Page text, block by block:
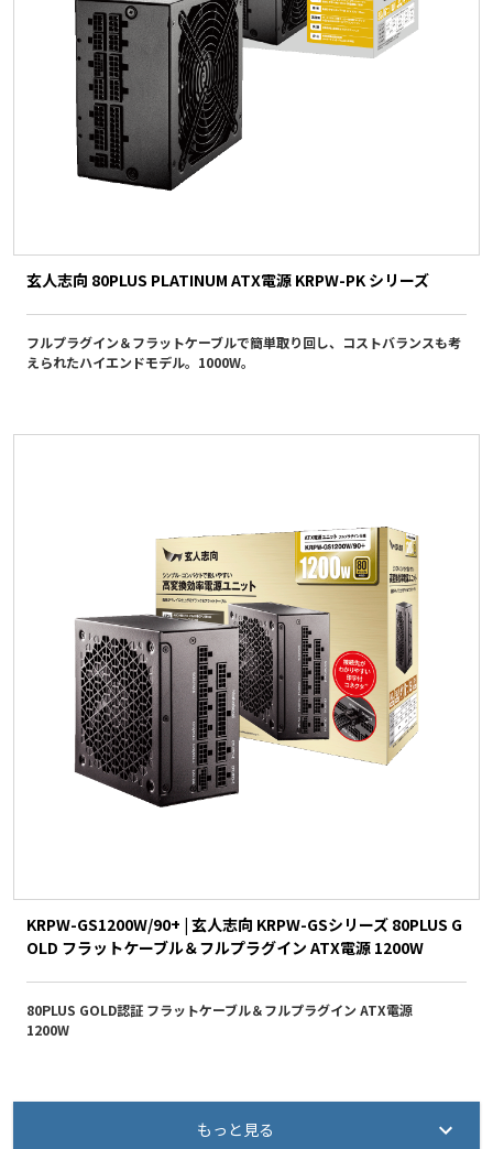
玄人志向 80PLUS PLATINUM ATX電源 KRPW-PK シリーズ
フルプラグイン＆フラットケーブルで簡単取り回し、コストバランスも考
えられたハイエンドモデル。1000W。
KRPW-GS1200W/90+ | 玄人志向 KRPW-GSシリーズ 80PLUS G
OLD フラットケーブル＆フルプラグイン ATX電源 1200W
80PLUS GOLD認証 フラットケーブル＆フルプラグイン ATX電源
1200W
もっと見る